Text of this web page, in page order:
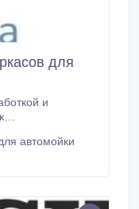
для
и
по
автомойки